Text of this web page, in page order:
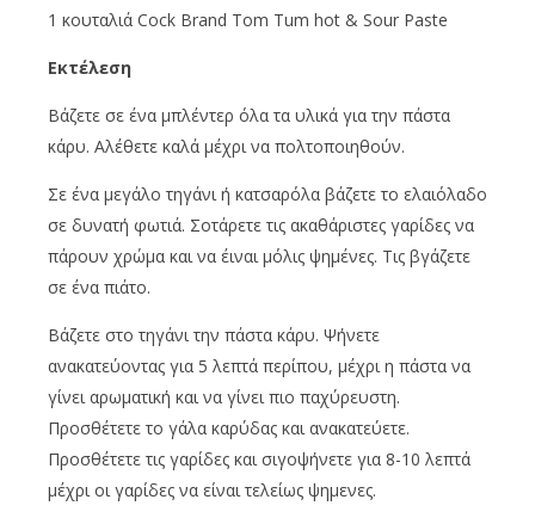
1 κουταλιά Cock Brand Tom Tum hot & Sour Paste
Εκτέλεση
Βάζετε σε ένα μπλέντερ όλα τα υλικά για την πάστα
κάρυ. Αλέθετε καλά μέχρι να πολτοποιηθούν.
Σε ένα μεγάλο τηγάνι ή κατσαρόλα βάζετε το ελαιόλαδο
σε δυνατή φωτιά. Σοτάρετε τις ακαθάριστες γαρίδες να
πάρουν χρώμα και να έιναι μόλις ψημένες. Τις βγάζετε
σε ένα πιάτο.
Βάζετε στο τηγάνι την πάστα κάρυ. Ψήνετε
ανακατεύοντας για 5 λεπτά περίπου, μέχρι η πάστα να
γίνει αρωματική και να γίνει πιο παχύρευστη.
Προσθέτετε το γάλα καρύδας και ανακατεύετε.
Προσθέτετε τις γαρίδες και σιγοψήνετε για 8-10 λεπτά
μέχρι οι γαρίδες να είναι τελείως ψημενες.